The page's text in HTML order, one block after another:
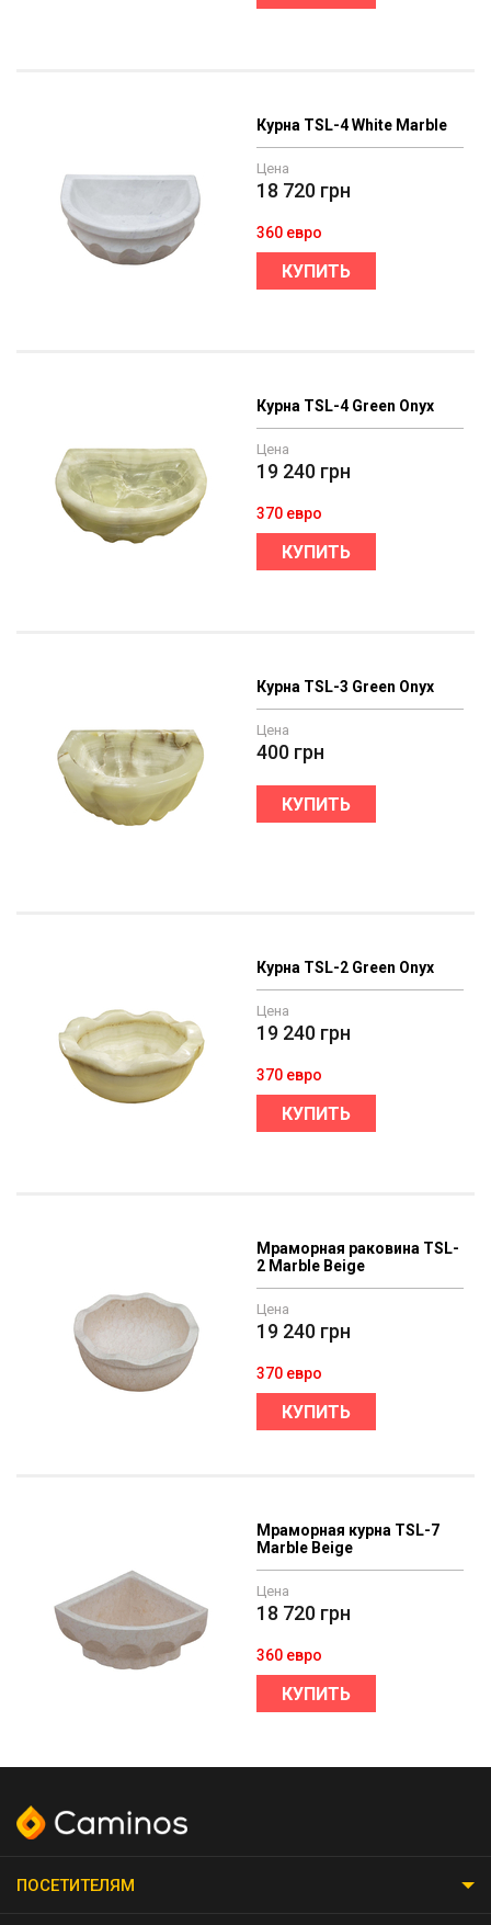
Курна TSL-4 White Marble
Цена
18 720 грн
360 евро
КУПИТЬ
Курна TSL-4 Green Onyx
Цена
19 240 грн
370 евро
КУПИТЬ
Курна TSL-3 Green Onyx
Цена
400 грн
КУПИТЬ
Курна TSL-2 Green Onyx
Цена
19 240 грн
370 евро
КУПИТЬ
Мраморная раковина TSL-
2 Marble Beige
Цена
19 240 грн
370 евро
КУПИТЬ
Мраморная курна TSL-7
Marble Beige
Цена
18 720 грн
360 евро
КУПИТЬ
ПОСЕТИТЕЛЯМ